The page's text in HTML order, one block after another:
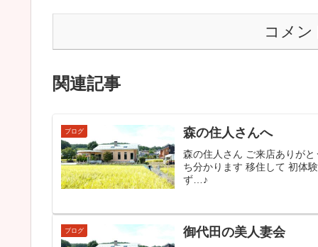
コメン
関連記事
ブログ 森の住人さんへ
森の住人さん ご来店ありが
ち分かります 移住して 初体
ず…♪
ブログ 御代田の美人妻会